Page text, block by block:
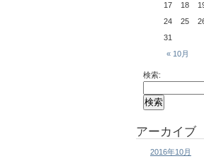
« 10月
17
18
24
25
31
検索:
アーカイブ
2016年10月